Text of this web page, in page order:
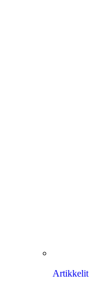
Artikkelit